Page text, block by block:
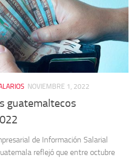
NOVIEMBRE 1, 2022
guatemaltecos
de Información Salarial
reflejó que entre octubre